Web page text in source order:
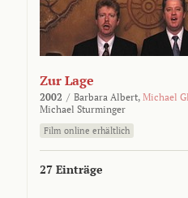
Zur Lage
2002 / Barbara Albert, Michael
Michael Sturminger
Film online erhältlich
27 Einträge